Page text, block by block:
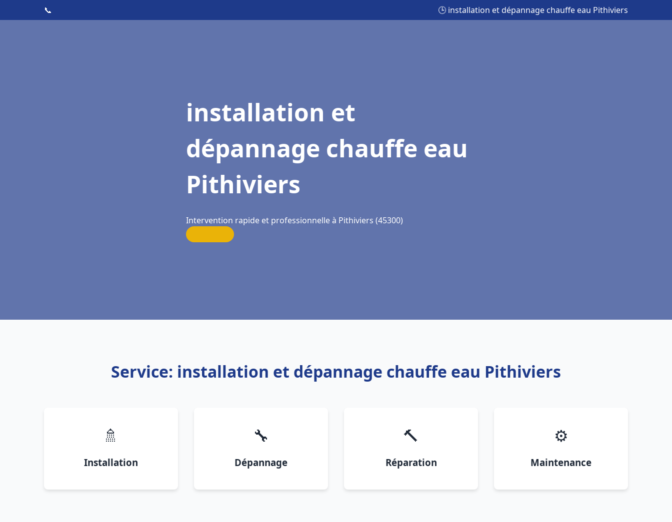
📞 🕒 installation et dépannage chauffe eau Pithiviers
installation et
dépannage chauffe eau
Pithiviers
Intervention rapide et professionnelle à Pithiviers (45300)
Service: installation et dépannage chauffe eau Pithiviers
🚿
Installation
🔧
Dépannage
🔨
Réparation
⚙️
Maintenance